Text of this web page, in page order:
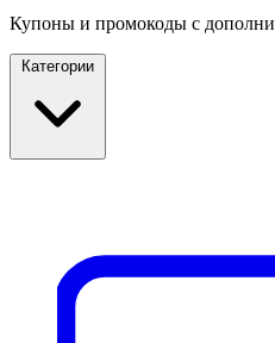
Купоны и промокоды с
Категории